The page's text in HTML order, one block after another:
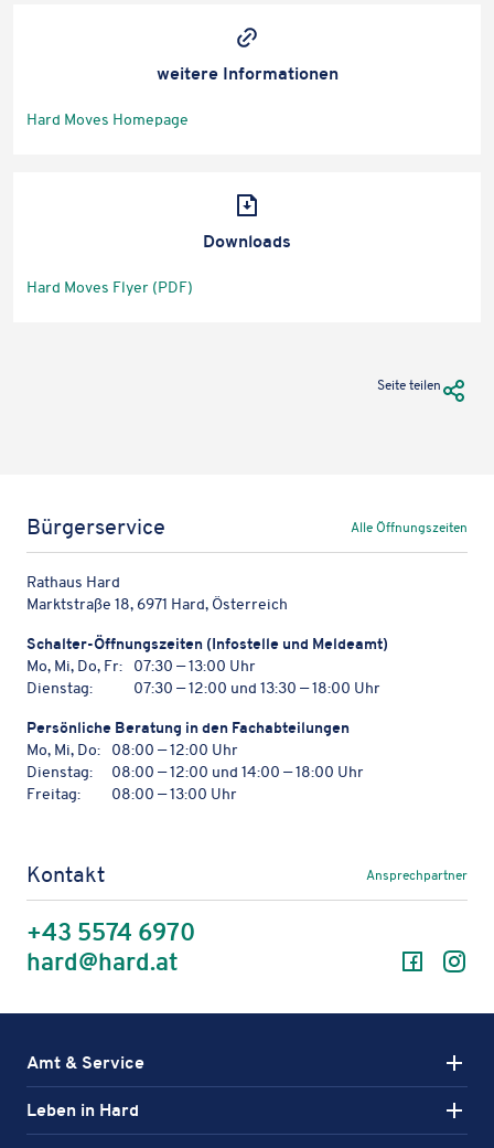
weitere Infor­ma­tio­nen
Hard Moves Homepage
Down­loads
Hard Moves Flyer (PDF)
Seite teilen URL
Bürgerservice Alle Öffnungszeiten
Rathaus Hard
Marktstraße 18, 6971 Hard, Österreich
Schal­ter-Öffnungs­zei­ten (Info­stelle und Meldeamt)
Mo, Mi, Do, Fr:
07:30 — 13:00 Uhr
Dienstag:
07:30 — 12:00 und 13:30 — 18:00 Uhr
Persön­li­che Bera­tung in den Fachabteilungen
Mo, Mi, Do:
08:00 — 12:00 Uhr
Dienstag:
08:00 — 12:00 und 14:00 — 18:00 Uhr
Freitag:
08:00 — 13:00 Uhr
Kontakt Ansprechpartner
+43 5574 6970
hard@hard.at
Amt & Service
Leben in Hard